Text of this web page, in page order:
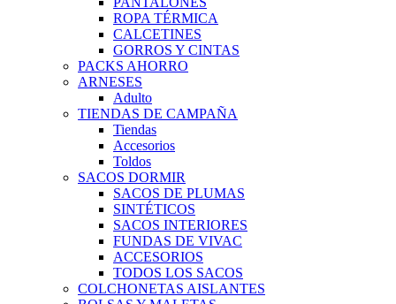
ROPA TÉRMICA
CALCETINES
GORROS Y CINTAS
PACKS AHORRO
ARNESES
Adulto
TIENDAS DE CAMPAÑA
Tiendas
Accesorios
Toldos
SACOS DORMIR
SACOS DE PLUMAS
SINTÉTICOS
SACOS INTERIORES
FUNDAS DE VIVAC
ACCESORIOS
TODOS LOS SACOS
COLCHONETAS AISLANTES